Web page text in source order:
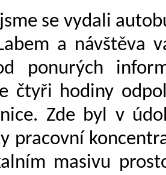
se vydali
a návštěva
ponurých
čtyři hodiny
Zde byl v
pracovní
masivu